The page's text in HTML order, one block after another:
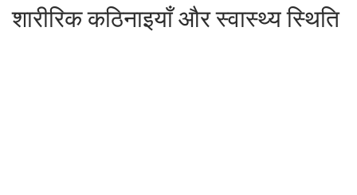
शारीरिक कठिनाइयाँ और स्वास्थ्य स्थिति